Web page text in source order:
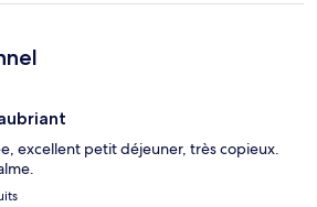
excellent petit déjeuner, très copieux.